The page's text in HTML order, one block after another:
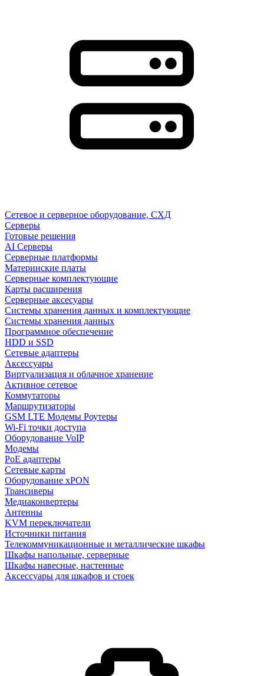
Сетевое и серверное оборудование, СХД
Cерверы
Готовые решения
AI Серверы
Серверные платформы
Материнские платы
Серверные комплектующие
Карты расширения
Серверные аксесуары
Системы хранения данных и комплектующие
Системы хранения данных
Программное обеспечение
HDD и SSD
Сетевые адаптеры
Аксессуары
Виртуализация и облачное хранение
Активное сетевое
Коммутаторы
Маршрутизаторы
GSM LTE Модемы Роутеры
Wi-Fi точки доступа
Оборудование VoIP
Модемы
PoE адаптеры
Сетевые карты
Оборудование xPON
Трансиверы
Медиаконвертеры
Антенны
KVM переключатели
Источники питания
Телекоммуникационные и металлические шкафы
Шкафы напольные, серверные
Шкафы навесные, настенные
Аксессуары для шкафов и стоек